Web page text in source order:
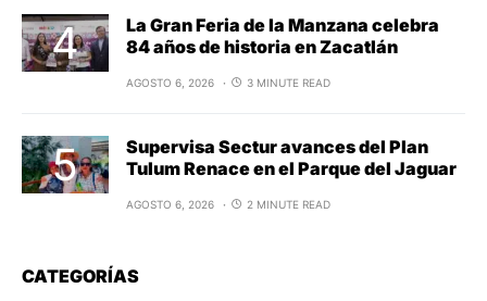
La Gran Feria de la Manzana celebra
84 años de historia en Zacatlán
AGOSTO 6, 2026 3 MINUTE READ
Supervisa Sectur avances del Plan
Tulum Renace en el Parque del Jaguar
AGOSTO 6, 2026 2 MINUTE READ
CATEGORÍAS